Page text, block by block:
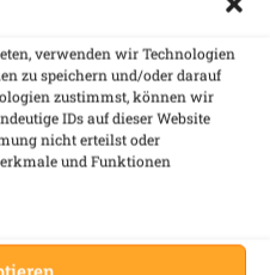
verwenden wir Technologien
zu speichern und/oder darauf
zustimmst, können wir
IDs auf dieser Website
nicht erteilst oder
und Funktionen